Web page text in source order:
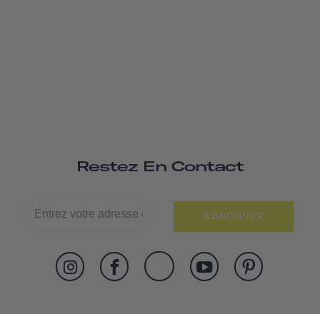
Restez En Contact
S'ABONNER